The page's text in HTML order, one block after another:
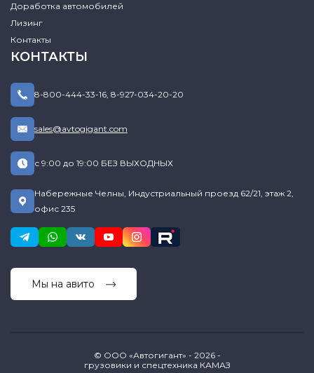
Доработка автомобилей
Лизинг
Контакты
КОНТАКТЫ
8-800-444-33-16, 8-927-034-20-20
sales@avtogigant.com
с 9:00 до 19:00 БЕЗ ВЫХОДНЫХ
Набережные Челны, Индустриальный проезд 62/21, этаж 2,
офис 235
Мы на авито
© ООО «Автогигант» - 2026 -
грузовики и спецтехника КАМАЗ